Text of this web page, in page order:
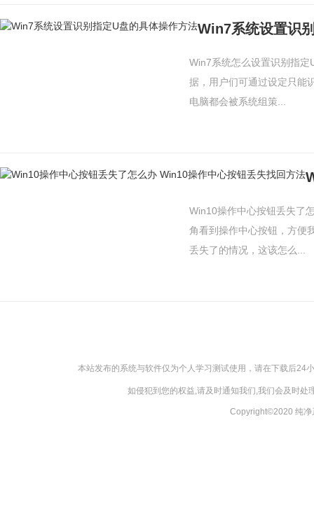
Win7系统设置识
Win7系统怎么设置识别指
据，用户们可通过设定只能
电脑都会被系统组策...
Win10操作中心按钮丢失了
角看到操作中心按钮，方便
丢失了的情况，这该怎么...
本站发布的系统与软件仅为个人学习测试使用，请在下载后24
如侵犯到您的权益,请及时通知我们,我们会及时
Copyright©2020 纯净